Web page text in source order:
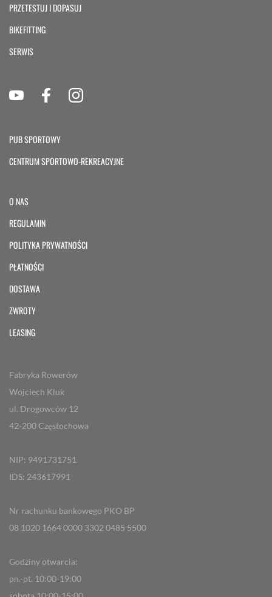
PRZETESTUJ I DOPASUJ
BIKEFITTING
SERWIS
PUB SPORTOWY
CENTRUM SPORTOWO-REKREACYJNE
O NAS
REGULAMIN
POLITYKA PRYWATNOŚCI
PŁATNOŚCI
DOSTAWA
ZWROTY
LEASING
Fabryka Rowerów
Wojciech Kluk
ul. Drogowców 12
42-200 Częstochowa
NIP: 9491731751
IDS: 243617991
Nr rachunku bankowego PKO BP
08 1020 1664 0000 3302 0485 5500
Godziny otwarcia:
pn.-pt. 10:00-19:00